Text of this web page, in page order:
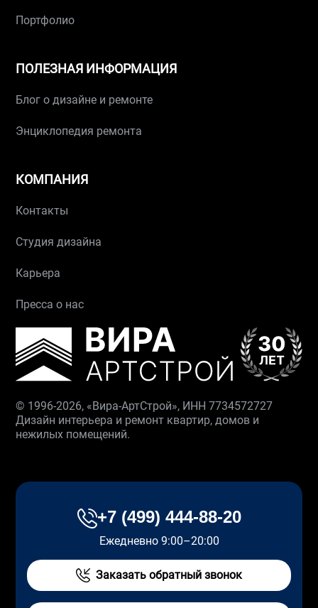
Портфолио
ПОЛЕЗНАЯ ИНФОРМАЦИЯ
Блог о дизайне и ремонте
Энциклопедия ремонта
КОМПАНИЯ
Контакты
Студия дизайна
Карьера
Пресса о нас
© 1996-2026, «Вира-АртСтрой», ИНН 7734572727
Дизайн интерьера и ремонт квартир, домов и
нежилых помещений.
+7 (499) 444-88-20
Ежедневно 9:00–20:00
Заказать обратный звонок